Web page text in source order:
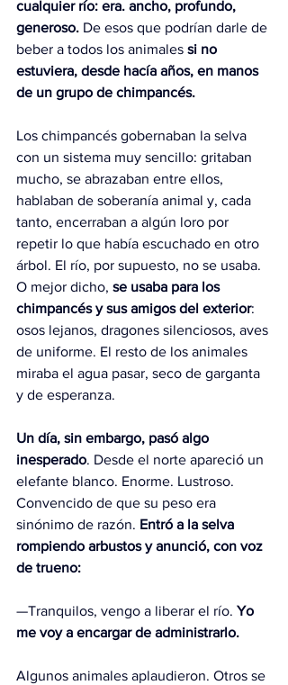
cualquier río: era. ancho, profundo,
generoso. De esos que podrían darle de
beber a todos los animales si no
estuviera, desde hacía años, en manos
de un grupo de chimpancés.
Los chimpancés gobernaban la selva
con un sistema muy sencillo: gritaban
mucho, se abrazaban entre ellos,
hablaban de soberanía animal y, cada
tanto, encerraban a algún loro por
repetir lo que había escuchado en otro
árbol. El río, por supuesto, no se usaba.
O mejor dicho, se usaba para los
chimpancés y sus amigos del exterior:
osos lejanos, dragones silenciosos, aves
de uniforme. El resto de los animales
miraba el agua pasar, seco de garganta
y de esperanza.
Un día, sin embargo, pasó algo
inesperado. Desde el norte apareció un
elefante blanco. Enorme. Lustroso.
Convencido de que su peso era
sinónimo de razón. Entró a la selva
rompiendo arbustos y anunció, con voz
de trueno:
—Tranquilos, vengo a liberar el río. Yo
me voy a encargar de administrarlo.
Algunos animales aplaudieron. Otros se